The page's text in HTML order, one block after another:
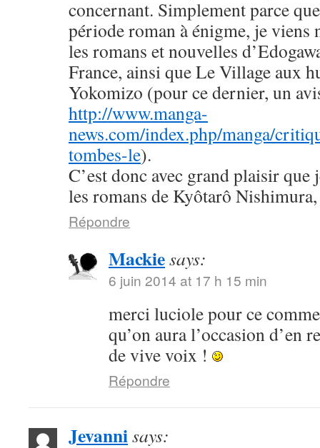
concernant. Simplement parce
période roman à énigme, je viens
les romans et nouvelles
France, ainsi que Le Village aux
Yokomizo (pour ce dernier, un
http://www.manga-
news.com/index.php/manga/
tombes-le).
C’est donc avec grand plaisir que
les romans de Kyôtarô
Répondre
Mackiesays:
6 juin 2014 at 17 h 15 min
merci luciole pour ce
qu’on aura l’occasion d’en
de vive voix !
Répondre
Jevannisays: